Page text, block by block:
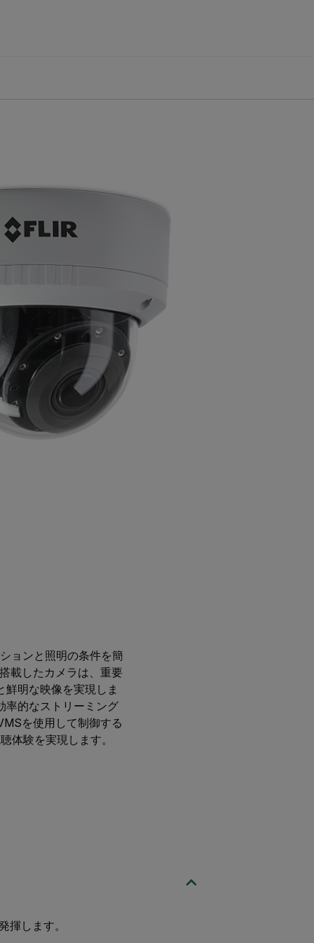
ョンと照明の条件を簡
載したカメラは、重要
明な映像を実現しま
率的なストリーミング
を使用して制御する
体験を実現します。
します。